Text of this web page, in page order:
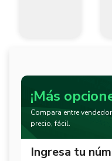
¡Más
Compara entre
precio, fácil.
Ingresa tu